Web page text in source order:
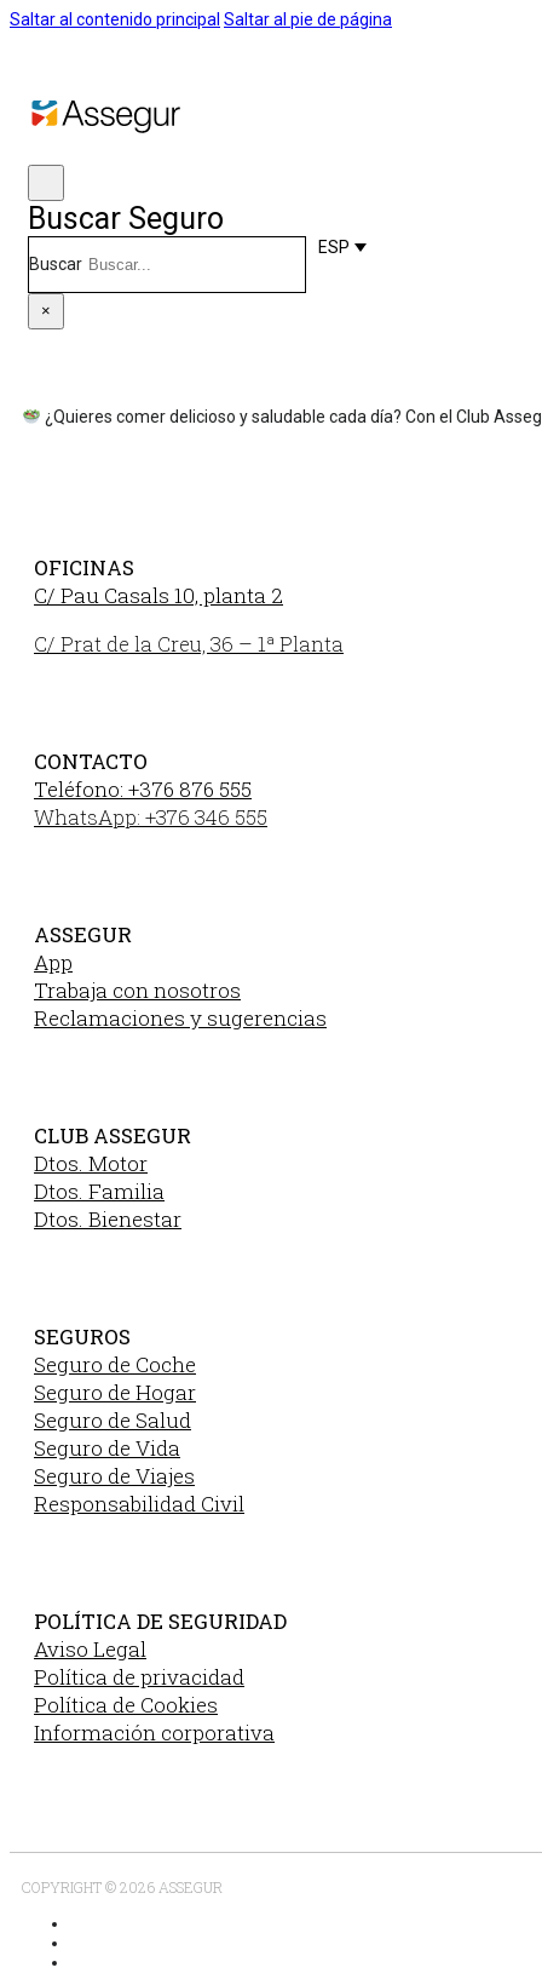
Saltar al contenido principal Saltar al pie de página
Buscar Seguro
Buscar
×
ESP
¿Quieres comer delicioso y saludable cada día? Con el Club
OFICINAS
C/ Pau Casals 10, planta 2
C/ Prat de la Creu, 36 – 1ª Planta
CONTACTO
Teléfono: +376 876 555
WhatsApp: +376 346 555
ASSEGUR
App
Trabaja con nosotros
Reclamaciones y sugerencias
CLUB ASSEGUR
Dtos. Motor
Dtos. Familia
Dtos. Bienestar
SEGUROS
Seguro de Coche
Seguro de Hogar
Seguro de Salud
Seguro de Vida
Seguro de Viajes
Responsabilidad Civil
POLÍTICA DE SEGURIDAD
Aviso Legal
Política de privacidad
Política de Cookies
Información corporativa
COPYRIGHT © 2026 ASSEGUR